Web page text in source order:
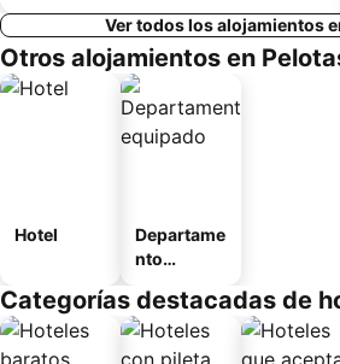
Ver todos los alojamientos
Otros alojamientos en
Hotel
Departame
nto
Categorías destacadas de